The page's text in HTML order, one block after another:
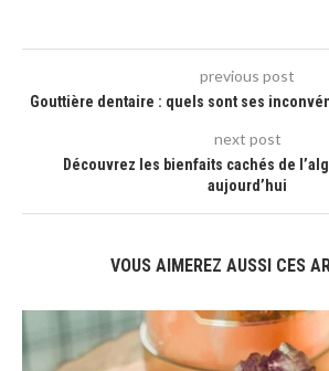
previous post
Gouttière dentaire : quels sont ses
next post
Découvrez les bienfaits cachés de
aujourd’hui
VOUS AIMEREZ AUSSI CES